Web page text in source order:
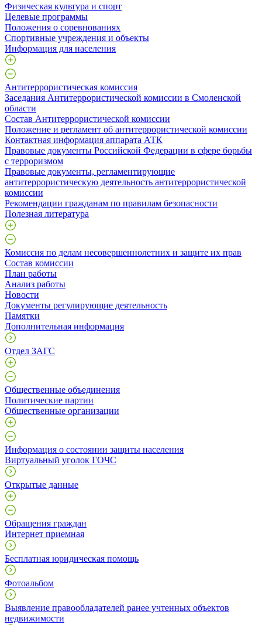
Физическая культура и спорт
Целевые программы
Положения о соревнованиях
Спортивные учреждения и объекты
Информация для населения
Антитеррористическая комиссия
Заседания Антитеррористической комиссии в Смоленской
области
Состав Антитеррористической комиссии
Положение и регламент об антитеррористической комиссии
Контактная информация аппарата АТК
Правовые документы Российской Федерации в сфере борьбы
с терроризмом
Правовые документы, регламентирующие
антитеррористическую деятельность антитеррористической
комиссии
Рекомендации гражданам по правилам безопасности
Полезная литература
Комиссия по делам несовершеннолетних и защите их прав
Состав комиссии
План работы
Анализ работы
Новости
Документы регулирующие деятельность
Памятки
Дополнительная информация
Отдел ЗАГС
Общественные объединения
Политические партии
Общественные организации
Информация о состоянии защиты населения
Виртуальный уголок ГОЧС
Открытые данные
Обращения граждан
Интернет приемная
Бесплатная юридическая помощь
Фотоальбом
Выявление правообладателей ранее учтенных объектов
недвижимости